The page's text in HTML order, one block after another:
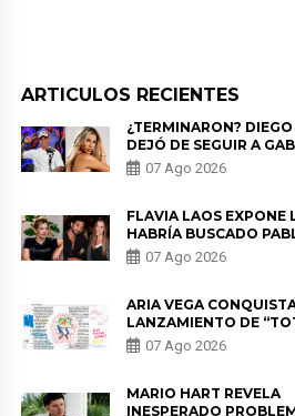
ARTICULOS RECIENTES
¿TERMINARON?
DEJÓ DE SEGUIR A
HERRERA Y ANUNCIA
DE PÓDCAST
07 Ago 2026
FLAVIA LAOS EXPONE
HABRÍA BUSCADO
HEREDIA CON ALE
DE LAS PARTES QUERÍA
07 Ago 2026
ARIA VEGA
LANZAMIENTO DE
07 Ago 2026
MARIO HART REVELA
INESPERADO